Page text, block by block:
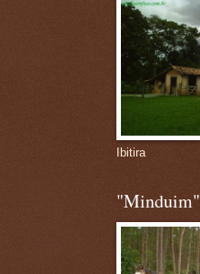
Ibitira
"Minduim"